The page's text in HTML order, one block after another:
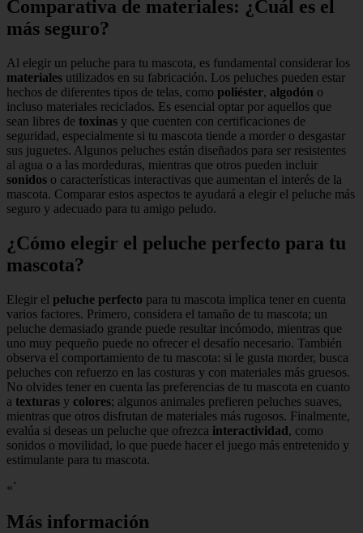
Comparativa de materiales: ¿Cuál es el
más seguro?
Al elegir un peluche para tu mascota, es fundamental considerar los
materiales utilizados en su fabricación. Los peluches pueden estar
hechos de diferentes tipos de telas, como poliéster, algodón o
incluso materiales reciclados. Es esencial optar por aquellos que
sean libres de toxinas y que cuenten con certificaciones de
seguridad, especialmente si tu mascota tiende a morder o desgastar
sus juguetes. Algunos peluches están diseñados para ser resistentes
al agua o a las mordeduras, mientras que otros pueden incluir
sonidos o características interactivas que aumentan el interés de la
mascota. Comparar estos aspectos te ayudará a elegir el peluche más
seguro y adecuado para tu amigo peludo.
¿Cómo elegir el peluche perfecto para tu
mascota?
Elegir el peluche perfecto para tu mascota implica tener en cuenta
varios factores. Primero, considera el tamaño de tu mascota; un
peluche demasiado grande puede resultar incómodo, mientras que
uno muy pequeño puede no ofrecer el desafío necesario. También
observa el comportamiento de tu mascota: si le gusta morder, busca
peluches con refuerzo en las costuras y con materiales más gruesos.
No olvides tener en cuenta las preferencias de tu mascota en cuanto
a texturas y colores; algunos animales prefieren peluches suaves,
mientras que otros disfrutan de materiales más rugosos. Finalmente,
evalúa si deseas un peluche que ofrezca interactividad, como
sonidos o movilidad, lo que puede hacer el juego más entretenido y
estimulante para tu mascota.
«`
Más información